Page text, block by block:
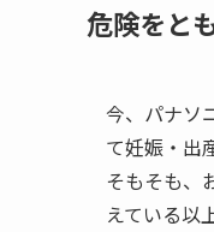
危険をと
今、パナソ
て妊娠・出
そもそも、
えている以